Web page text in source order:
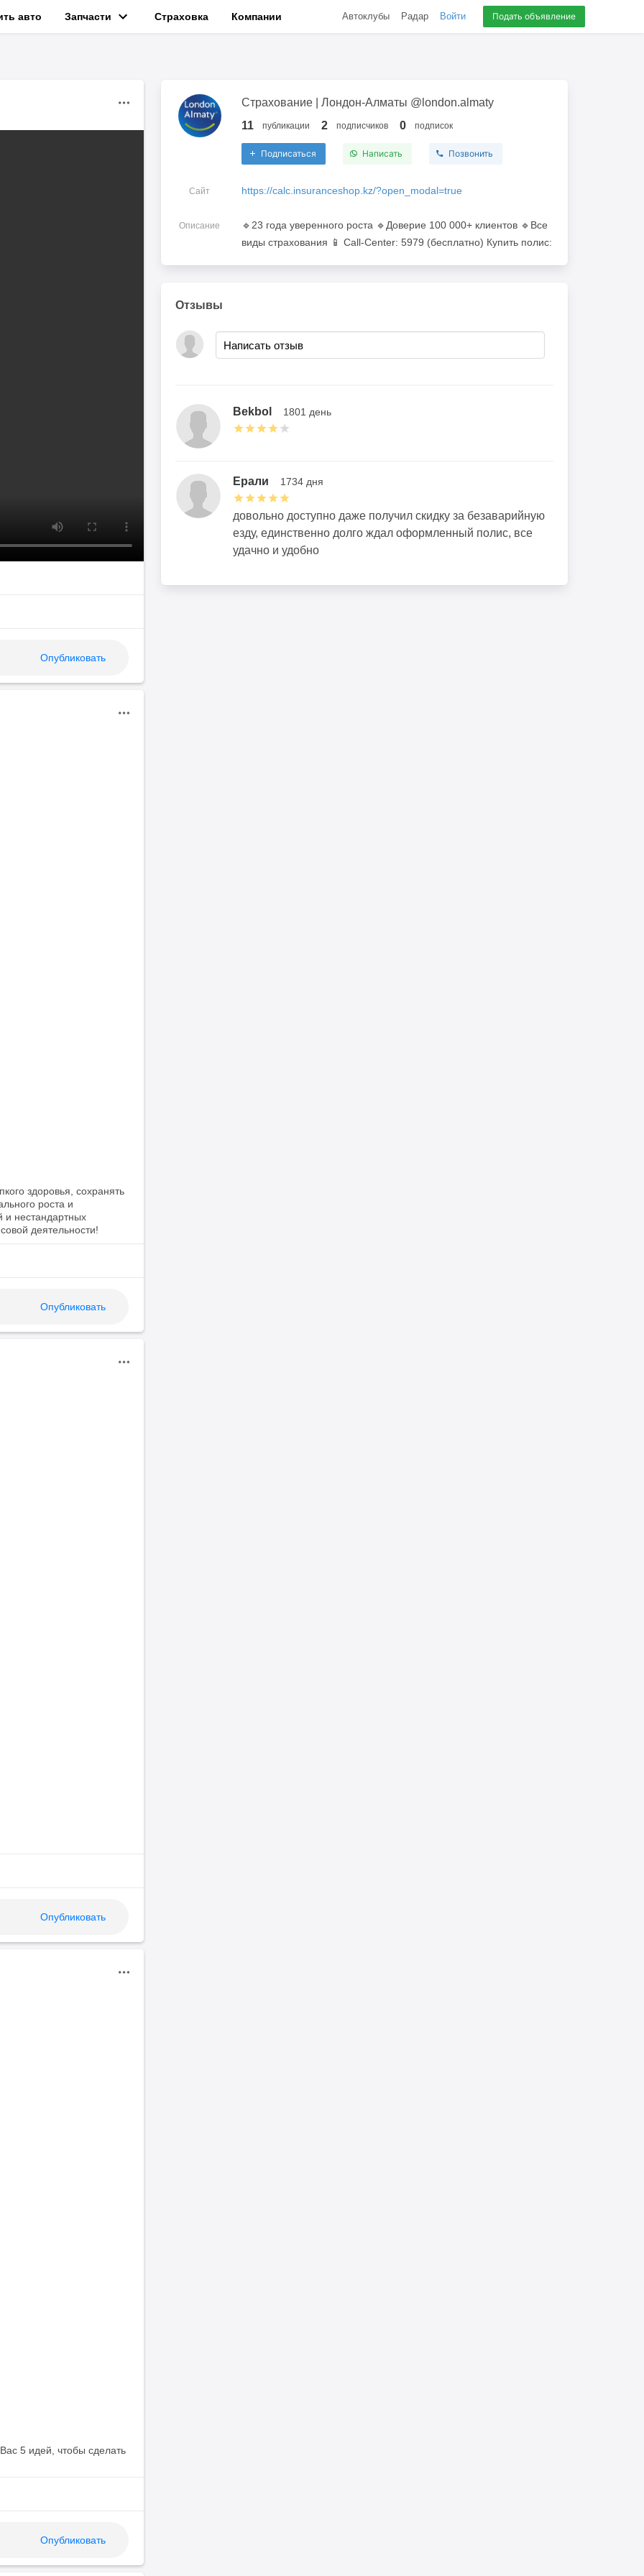
авто Запчасти Страховка Компании Автоклубы Радар Войти Подать объявление
Опубликовать
здоровья, сохранять
роста и
и нестандартных
Опубликовать
Опубликовать
5 идей, чтобы сделать
Опубликовать
Страхование | Лондон-Алматы @london.almaty
11
публикации 2 подписчиков 0 подписок
Подписаться Написать Позвонить
Сайт https://calc.insuranceshop.kz/?open_modal=true
Описание
🔹️23 года уверенного роста 🔹️Доверие 100 000+ клиентов 🔹️Все
виды страхования 📱 Call-Center: 5979 (бесплатно) Купить полис:
Отзывы
Bekbol 1801 день
Ерали 1734 дня
довольно доступно даже получил скидку за безаварийную
езду, единственно долго ждал оформленный полис, все
удачно и удобно